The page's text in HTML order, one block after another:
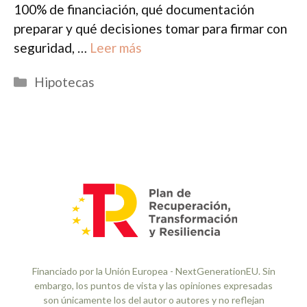
100% de financiación, qué documentación
preparar y qué decisiones tomar para firmar con
seguridad, … Leer más
Categorías
Hipotecas
Financiado por la Unión Europea - NextGenerationEU. Sin
embargo, los puntos de vista y las opiniones expresadas
son únicamente los del autor o autores y no reflejan